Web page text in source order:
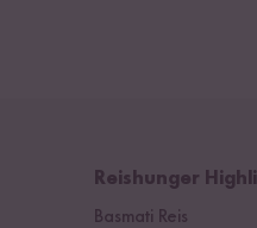
Reishunger
Basmati Reis